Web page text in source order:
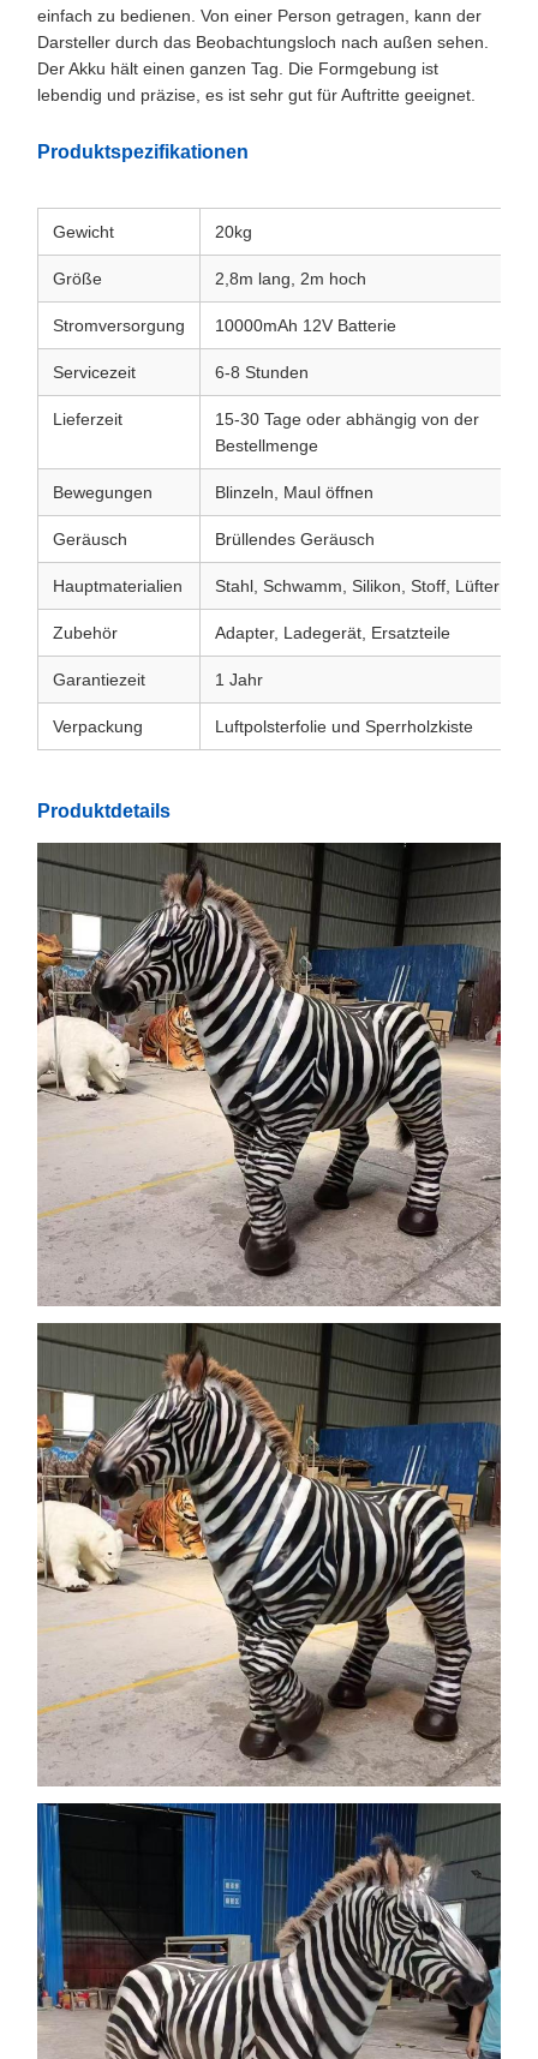
einfach zu bedienen. Von einer Person getragen, kann der
Darsteller durch das Beobachtungsloch nach außen sehen.
Der Akku hält einen ganzen Tag. Die Formgebung ist
lebendig und präzise, es ist sehr gut für Auftritte geeignet.
Produktspezifikationen
Gewicht 20kg
Größe 2,8m lang, 2m hoch
Stromversorgung 10000mAh 12V Batterie
Servicezeit 6-8 Stunden
Lieferzeit
15-30 Tage oder abhängig von der
Bestellmenge
Bewegungen Blinzeln, Maul öffnen
Geräusch Brüllendes Geräusch
Hauptmaterialien Stahl, Schwamm, Silikon, Stoff, Lüfter
Zubehör Adapter, Ladegerät, Ersatzteile
Garantiezeit 1 Jahr
Verpackung Luftpolsterfolie und Sperrholzkiste
Produktdetails